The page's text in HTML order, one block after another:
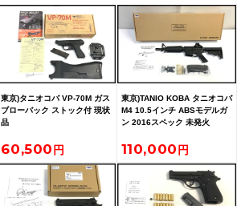
東京)タニオコバ VP-70M ガス
ブローバック ストック付 現状
品
60,500
東京)TANIO KOBA タニオコバ
M4 10.5インチ ABSモデルガ
ン 2016スペック 未発火
110,000